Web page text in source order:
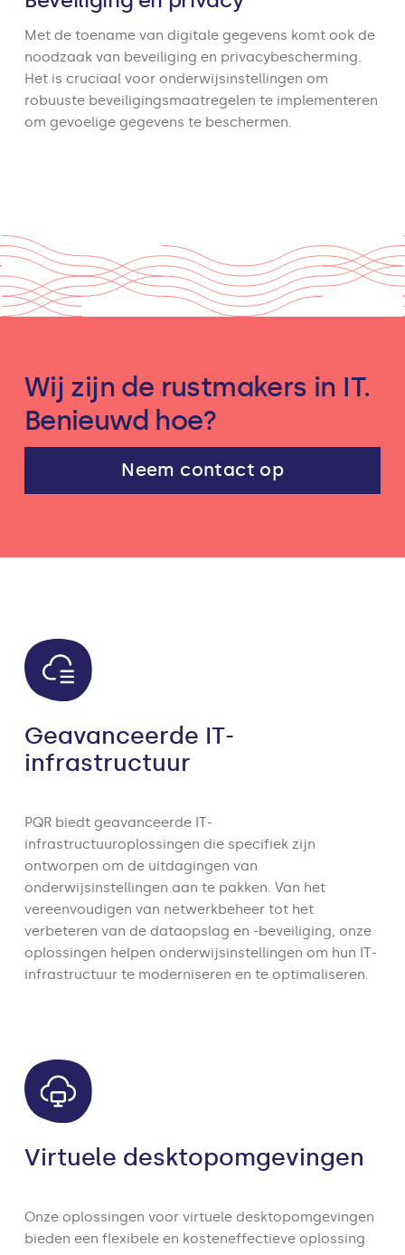
Met de toename van digitale gegevens komt ook de
noodzaak van beveiliging en privacybescherming.
Het is cruciaal voor onderwijsinstellingen om
robuuste beveiligingsmaatregelen te implementeren
om gevoelige gegevens te beschermen.
Wij zijn de rustmakers in IT.
Benieuwd hoe?
Neem contact op
Geavanceerde IT-
infrastructuur
PQR biedt geavanceerde IT-
infrastructuuroplossingen die specifiek zijn
ontworpen om de uitdagingen van
onderwijsinstellingen aan te pakken. Van het
vereenvoudigen van netwerkbeheer tot het
verbeteren van de dataopslag en -beveiliging, onze
oplossingen helpen onderwijsinstellingen om hun IT-
infrastructuur te moderniseren en te optimaliseren.
Virtuele desktopomgevingen
Onze oplossingen voor virtuele desktopomgevingen
bieden een flexibele en kosteneffectieve oplossing